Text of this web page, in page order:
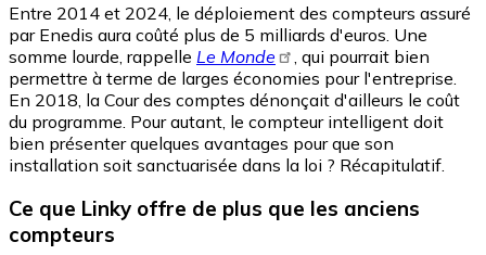
Entre 2014 et 2024, le déploiement des compteurs assuré
par Enedis aura coûté plus de 5 milliards d'euros. Une
somme lourde, rappelle Le Monde
, qui pourrait bien
permettre à terme de larges économies pour l'entreprise.
En 2018, la Cour des comptes dénonçait d'ailleurs le coût
du programme. Pour autant, le compteur intelligent doit
bien présenter quelques avantages pour que son
installation soit sanctuarisée dans la loi ? Récapitulatif.
Ce que Linky offre de plus que les anciens
compteurs